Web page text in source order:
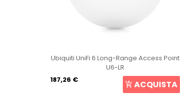
Ubiquiti UniFi 6 Long-Range Access Point
U6-LR
187,26 €
ACQUISTA